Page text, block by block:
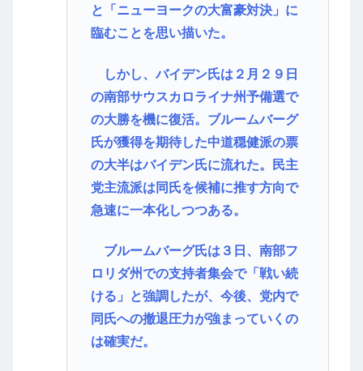
と「ニューヨークの大富豪対決」に
臨むことを思い描いた。
しかし、バイデン氏は２月２９日
の南部サウスカロライナ州予備選で
の大勝を機に復活。ブルームバーグ
氏が獲得を期待した中道穏健派の票
の大半はバイデン氏に流れた。民主
党主流派は同氏を候補に推す方向で
急速に一本化しつつある。
ブルームバーグ氏は３日、南部フ
ロリダ州での支持者集会で「戦い続
ける」と強調したが、今後、党内で
同氏への撤退圧力が強まっていくの
は確実だ。